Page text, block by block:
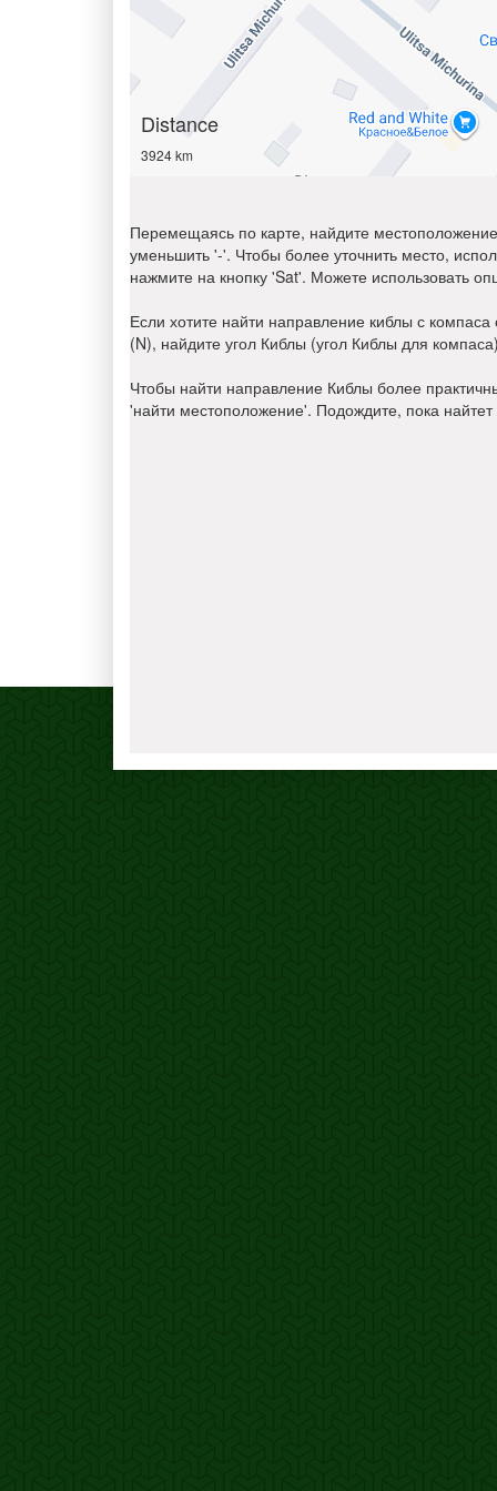
Distance
3924 km
Перемещаясь по карте, найдите
уменьшить '-'. Чтобы более уточнить место,
нажмите на кнопку 'Sat'. Можете использовать
Если хотите найти направление киблы с
(N), найдите угол Киблы (угол Киблы для
Чтобы найти направление Киблы более
'найти местоположение'. Подождите, пока